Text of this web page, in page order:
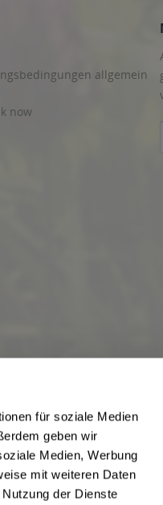
für soziale Medien
geben wir
Medien, Werbung
mit weiteren Daten
der Dienste
allgemein
now